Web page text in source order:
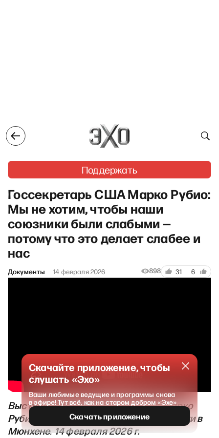
Поддержать
Госсекретарь США Марко Рубио:
Мы не хотим, чтобы наши
союзники были слабыми —
потому что это делает слабее и
нас
Документы 14 февраля 2026 898 31 6
Выступлениегоссекретаря США Марко
Рубио
на Конференции по безопасности в
Мюнхене.14 февраля 2026 г.
Скачайте приложение, чтобы
слушать «Эхо»
Ваши любимые ведущие и программы снова
в эфире! Тут всё, как на старом добром «Эхе»
Скачать приложение